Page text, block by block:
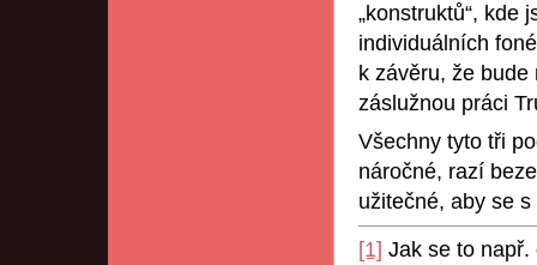
„konstruktů“, kde
individuálních
k závěru, že
záslužnou práci
Všechny tyto tři
náročné, razí
užitečné, aby se
[1] Jak se to